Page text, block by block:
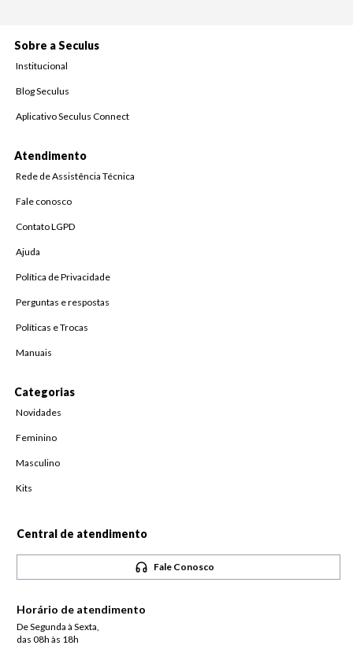
Sobre a Seculus
Institucional
Blog Seculus
Aplicativo Seculus Connect
Atendimento
Rede de Assistência Técnica
Fale conosco
Contato LGPD
Ajuda
Política de Privacidade
Perguntas e respostas
Políticas e Trocas
Manuais
Categorias
Novidades
Feminino
Masculino
Kits
Central de atendimento
Fale Conosco
Horário de atendimento
De Segunda à Sexta,
das 08h às 18h